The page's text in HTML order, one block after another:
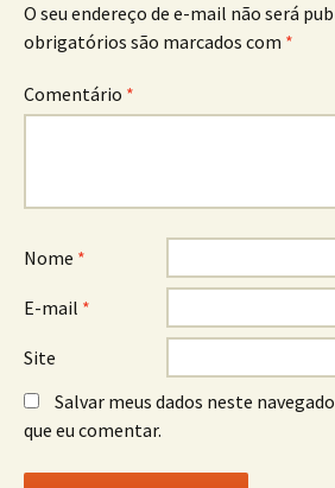
O seu endereço de e-mail não será
obrigatórios são marcados com *
Comentário *
Nome *
E-mail *
Site
Salvar meus dados neste
que eu comentar.